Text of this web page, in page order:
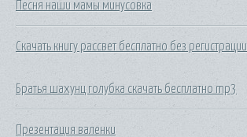
Песня наши мамы минусовка
Скачать книгу рассвет бесплатно без регистрации
Братья шахунц голубка скачать бесплатно mp3
Презентация валенки